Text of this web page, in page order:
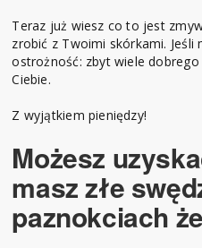
Teraz już wiesz co to jest
zrobić z Twoimi skórkami. Jeśli
ostrożność: zbyt wiele
Ciebie.
Z wyjątkiem pieniędzy!
Możesz
masz złe
paznokciach